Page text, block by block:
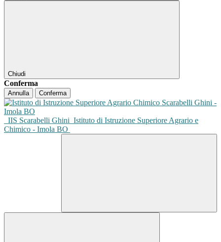
Chiudi
Conferma
Annulla Conferma
IIS Scarabelli Ghini Istituto di Istruzione Superiore Agrario e
Chimico - Imola BO